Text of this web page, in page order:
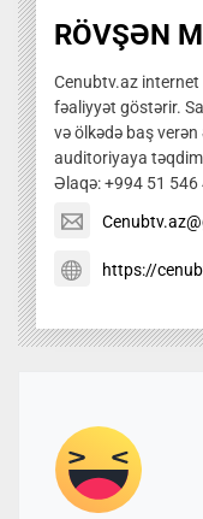
RÖVŞƏN
Cenubtv.az internet
fəaliyyət göstərir.
və ölkədə baş
auditoriyaya
Əlaqə: +994 51
https://